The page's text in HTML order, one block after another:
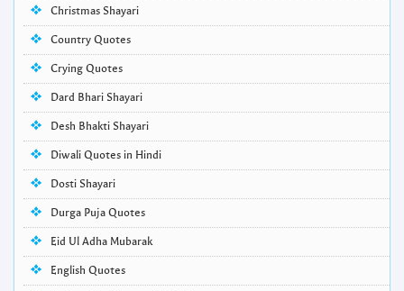
Christmas Shayari
Country Quotes
Crying Quotes
Dard Bhari Shayari
Desh Bhakti Shayari
Diwali Quotes in Hindi
Dosti Shayari
Durga Puja Quotes
Eid Ul Adha Mubarak
English Quotes